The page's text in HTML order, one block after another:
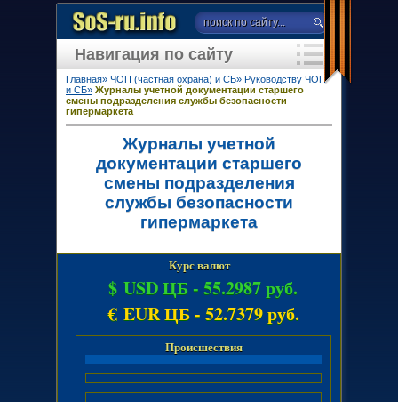
Главная» ЧОП (частная охрана) и СБ» Руководству ЧОП
и СБ» Журналы учетной документации старшего
смены подразделения службы безопасности
гипермаркета
Журналы учетной
документации старшего
смены подразделения
службы безопасности
гипермаркета
Курс валют
$ USD ЦБ - 55.2987 руб.
€ EUR ЦБ - 52.7379 руб.
Происшествия
Навигация по сайту